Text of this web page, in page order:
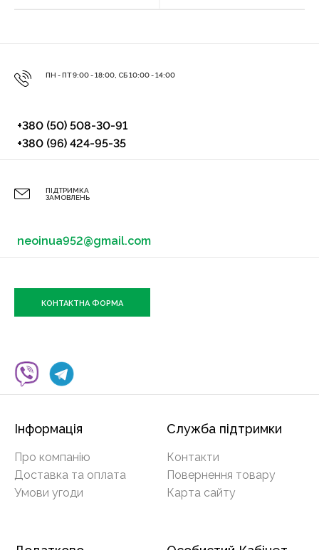
ПН - ПТ 9:00 - 18:00, СБ 10:00 - 14:00
+380 (50) 508-30-91
+380 (96) 424-95-35
ПІДТРИМКА
ЗАМОВЛЕНЬ
neoinua952@gmail.com
КОНТАКТНА ФОРМА
Інформація
Про компанію
Доставка та оплата
Умови угоди
Служба підтримки
Контакти
Повернення товару
Карта сайту